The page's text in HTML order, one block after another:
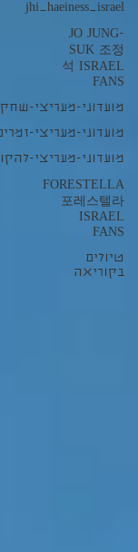
jhi_haeiness_israel
JO JUNG-
SUK 조정
석 ISRAEL
FANS
מועדוני-מעריצי-
מועדוני-מעריצי-
מועדוני-מעריצי-
FORESTELLA
포레스텔라
ISRAEL
FANS
טיולים
בקוריאה